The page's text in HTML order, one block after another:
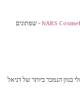
NARS - שפתונים
בגוון הנמכר ביותר של דניאל